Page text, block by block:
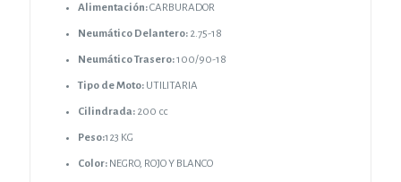
Alimentación:CARBURADOR
Neumático Delantero: 2.75-18
Neumático Trasero:100/90-18
Tipo de Moto: UTILITARIA
Cilindrada: 200 cc
Peso:123 KG
Color: NEGRO, ROJO Y BLANCO